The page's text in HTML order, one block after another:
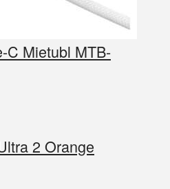
C Mietubl MTB-
2 Orange